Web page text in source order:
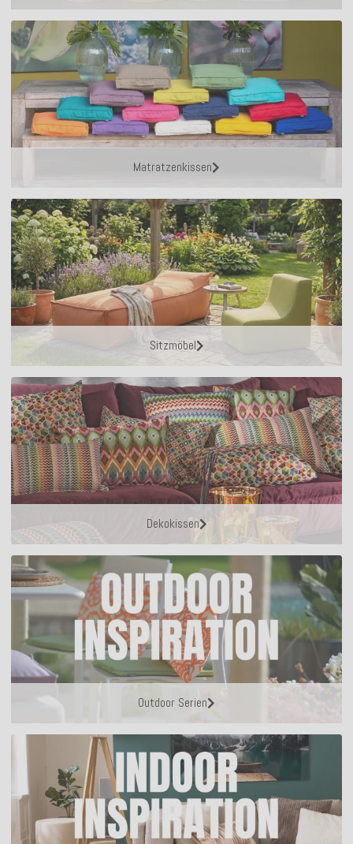
Matratzenkissen
Sitzmöbel
Dekokissen
Outdoor Serien